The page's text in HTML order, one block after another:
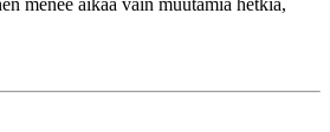
menee aikaa vain muutamia hetkiä,